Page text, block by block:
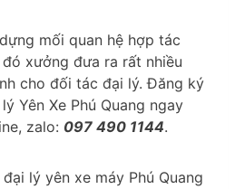
mối quan hệ hợp tác
xưởng đưa ra rất nhiều
cho đối tác đại lý. Đăng ký
Yên Xe Phú Quang ngay
zalo: 097 490 1144.